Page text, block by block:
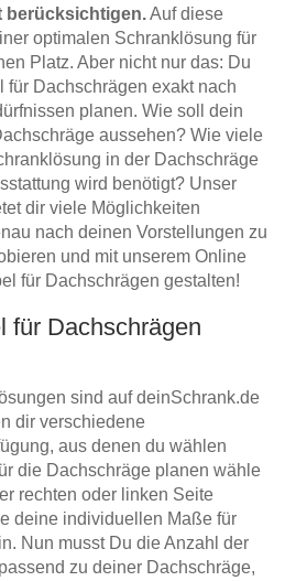
berücksichtigen.Auf diese
optimalen Schranklösung für
Platz. Aber nicht nur das: Du
für Dachschrägen exakt nach
planen. Wie soll dein
aussehen? Wie viele
in der Dachschräge
wird benötigt? Unser
dir viele Möglichkeiten
nach deinen Vorstellungen zu
und mit unserem Online
für Dachschrägen gestalten!
für Dachschrägen
sind auf deinSchrank.de
dir verschiedene
aus denen du wählen
die Dachschräge planen wähle
rechten oder linken Seite
deine individuellen Maße für
Nun musst Du die Anzahl der
zu deiner Dachschräge,